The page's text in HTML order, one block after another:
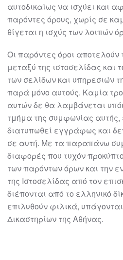
αυτοδικαίως να ισχύει και
παρόντες όρους, χωρίς σε
θίγεται η ισχύς των λοιπών
Οι παρόντες όροι αποτελούν
μεταξύ της ιστοσελίδας και
των σελίδων και υπηρεσιών
παρά μόνο αυτούς. Καμία
αυτών δε θα λαμβάνεται
τμήμα της συμφωνίας αυτής,
διατυπωθεί εγγράφως και
σε αυτή. Με τα παραπάνω
διαφορές που τυχόν
των παρόντων όρων και την
της Ιστοσελίδας από τον
διέπονται από το ελληνικό
επιλυθούν φιλικά,
Δικαστηρίων της Αθήνας.